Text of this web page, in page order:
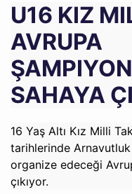
U16 KIZ
AVRUPA
SAHAYA
16 Yaş Altı Kız Milli
tarihlerinde
organize edeceği
çıkıyor.